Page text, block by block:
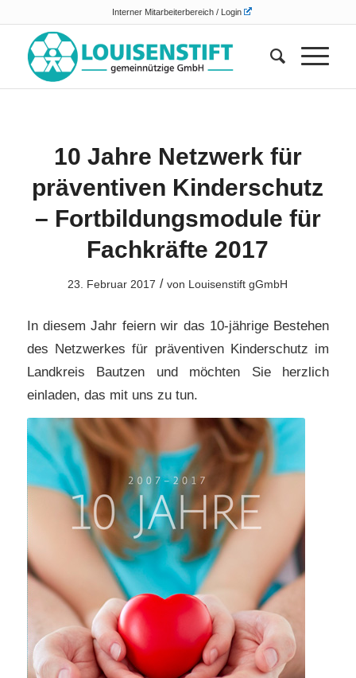
Interner Mitarbeiterbereich / Login
10 Jahre Netzwerk für
präventiven Kinderschutz
– Fortbildungsmodule für
Fachkräfte 2017
23. Februar 2017 / von Louisenstift gGmbH
In diesem Jahr feiern wir das 10-jährige Bestehen
des Netzwerkes für präventiven Kinderschutz im
Landkreis Bautzen und möchten Sie herzlich
einladen, das mit uns zu tun.